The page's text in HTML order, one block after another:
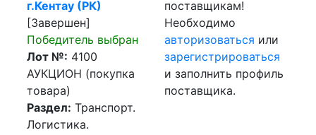
г.Кентау (РК)
[Завершен]
Победитель выбран
Лот №: 4100
АУКЦИОН (покупка
товара)
Раздел: Транспорт.
Логистика.
поставщикам!
Необходимо
авторизоваться или
зарегистрироваться
и заполнить профиль
поставщика.